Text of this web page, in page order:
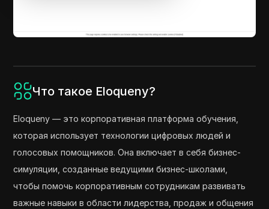
Что такое Eloqueny?
Eloqueny — это корпоративная платформа обучения,
которая использует технологии цифровых людей и
голосовых помощников. Она включает в себя бизнес-
симуляции, созданные ведущими бизнес-школами,
чтобы помочь корпоративным сотрудникам развивать
важные навыки в области лидерства, продаж и общения